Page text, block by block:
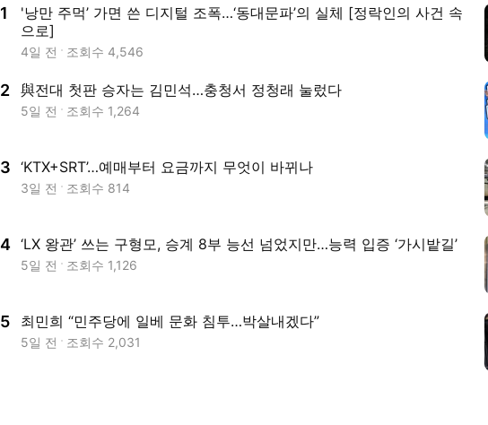
1
'낭만 주먹’ 가면 쓴 디지털 조폭…‘동대문파’의 실체 [정락인의 사건 속
으로]
4일 전 조회수 4,546
2 與전대 첫판 승자는 김민석…충청서 정청래 눌렀다
5일 전 조회수 1,264
3 ‘KTX+SRT’…예매부터 요금까지 무엇이 바뀌나
3일 전 조회수 814
4 ‘LX 왕관’ 쓰는 구형모, 승계 8부 능선 넘었지만…능력 입증 ‘가시밭길’
5일 전 조회수 1,126
5 최민희 “민주당에 일베 문화 침투…박살내겠다”
5일 전 조회수 2,031